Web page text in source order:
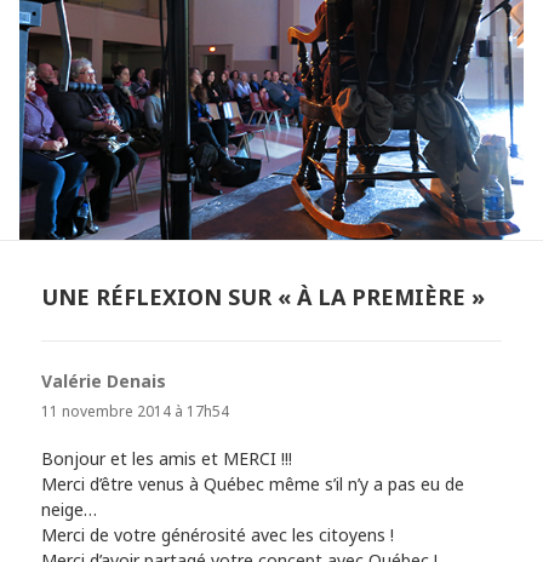
UNE RÉFLEXION SUR « À LA PREMIÈRE »
Valérie Denais
11 novembre 2014 à 17h54
Bonjour et les amis et MERCI !!!
Merci d’être venus à Québec même s’il n’y a pas eu de
neige…
Merci de votre générosité avec les citoyens !